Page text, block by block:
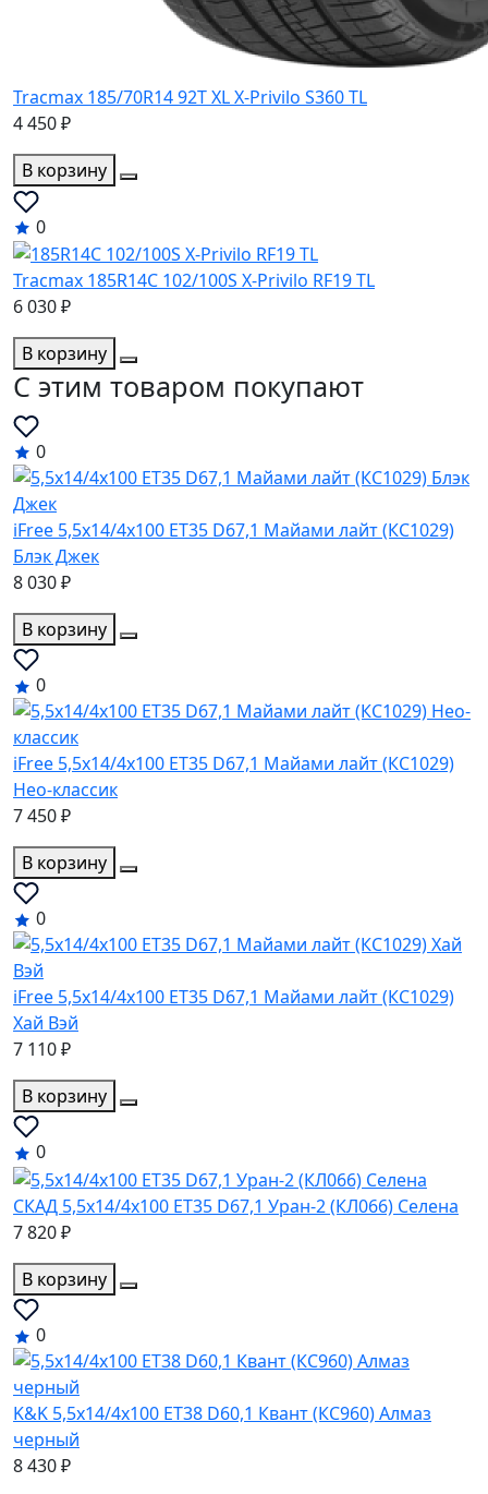
Tracmax 185/70R14 92T XL X-Privilo S360 TL
4 450 ₽
В корзину
0
Tracmax 185R14C 102/100S X-Privilo RF19 TL
6 030 ₽
В корзину
C этим товаром покупают
0
iFree 5,5x14/4x100 ET35 D67,1 Майами лайт (КС1029)
Блэк Джек
8 030 ₽
В корзину
0
iFree 5,5x14/4x100 ET35 D67,1 Майами лайт (КС1029)
Нео-классик
7 450 ₽
В корзину
0
iFree 5,5x14/4x100 ET35 D67,1 Майами лайт (КС1029)
Хай Вэй
7 110 ₽
В корзину
0
СКАД 5,5x14/4x100 ET35 D67,1 Уран-2 (КЛ066) Селена
7 820 ₽
В корзину
0
K&K 5,5x14/4x100 ET38 D60,1 Квант (КС960) Алмаз
черный
8 430 ₽